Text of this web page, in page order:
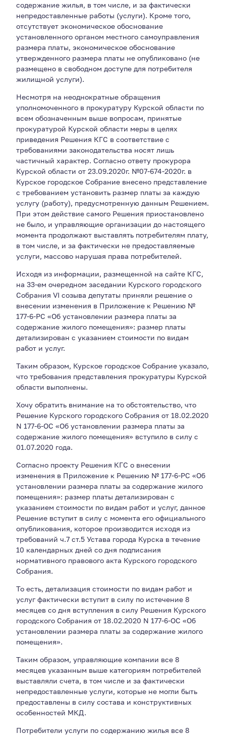
содержание жилья, в том числе, и за фактически
непредоставленные работы (услуги). Кроме того,
отсутствует экономическое обоснование
установленного органом местного самоуправления
размера платы, экономическое обоснование
утвержденного размера платы не опубликовано (не
размещено в свободном доступе для потребителя
жилищной услуги).
Несмотря на неоднократные обращения
уполномоченного в прокуратуру Курской области по
всем обозначенным выше вопросам, принятые
прокуратурой Курской области меры в целях
приведения Решения КГС в соответствие с
требованиями законодательства носят лишь
частичный характер. Согласно ответу прокурора
Курской области от 23.09.2020г. №07-674-2020г. в
Курское городское Собрание внесено представление
с требованием установить размер платы за каждую
услугу (работу), предусмотренную данным Решением.
При этом действие самого Решения приостановлено
не было, и управляющие организации до настоящего
момента продолжают выставлять потребителям плату,
в том числе, и за фактически не предоставляемые
услуги, массово нарушая права потребителей.
Исходя из информации, размещенной на сайте КГС,
на 33-ем очередном заседании Курского городского
Собрания VI созыва депутаты приняли решение о
внесении изменения в Приложение к Решению №
177-6-РС «Об установлении размера платы за
содержание жилого помещения»: размер платы
детализирован с указанием стоимости по видам
работ и услуг.
Таким образом, Курское городское Собрание указало,
что требования представления прокуратуры Курской
области выполнены.
Хочу обратить внимание на то обстоятельство, что
Решение Курского городского Собрания от 18.02.2020
N 177-6-ОС «Об установлении размера платы за
содержание жилого помещения» вступило в силу с
01.07.2020 года.
Согласно проекту Решения КГС о внесении
изменения в Приложение к Решению № 177-6-РС «Об
установлении размера платы за содержание жилого
помещения»: размер платы детализирован с
указанием стоимости по видам работ и услуг, данное
Решение вступит в силу с момента его официального
опубликования, которое производится исходя из
требований ч.7 ст.5 Устава города Курска в течение
10 календарных дней со дня подписания
нормативного правового акта Курского городского
Собрания.
То есть, детализация стоимости по видам работ и
услуг фактически вступит в силу по истечение 8
месяцев со дня вступления в силу Решения Курского
городского Собрания от 18.02.2020 N 177-6-ОС «Об
установлении размера платы за содержание жилого
помещения».
Таким образом, управляющие компании все 8
месяцев указанным выше категориям потребителей
выставляли счета, в том числе и за фактически
непредоставленные услуги, которые не могли быть
предоставлены в силу состава и конструктивных
особенностей МКД.
Потребители услуги по содержанию жилья все 8